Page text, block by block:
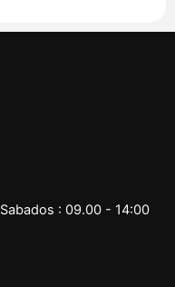
Sabados : 09.00 - 14:00